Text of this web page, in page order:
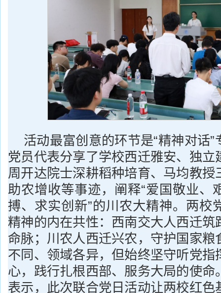
活动最富创意的环节是“精神对话
党员代表分享了学校西迁雅安、独立
周开达院士深耕稻种培育、马均教授
助农增收等事迹，阐释“爱国敬业、
搏、求实创新”的川农大精神。两校
精神的内在共性：西南交大人西迁筑
命脉；川农人西迁兴农，守护国家粮
不同、领域各异，但始终坚守听党指
心，践行扎根西部、服务大局的使命
表示，此次联合党日活动让两校红色